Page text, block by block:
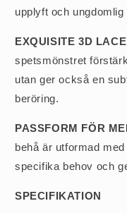
upplyft och ungdomlig
EXQUISITE 3D
spetsmönstret
utan ger också en
beröring.
PASSFORM FÖR
behå är utformad
specifika behov och
SPECIFIKATION